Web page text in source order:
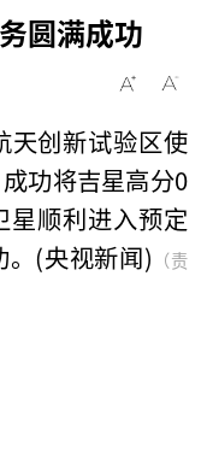
圆满成功
天创新试验区使
功将吉星高分0
星顺利进入预定
。(央视新闻) （责